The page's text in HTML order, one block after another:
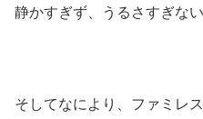
静かすぎず、うるさすぎない
そしてなにより、ファミレ